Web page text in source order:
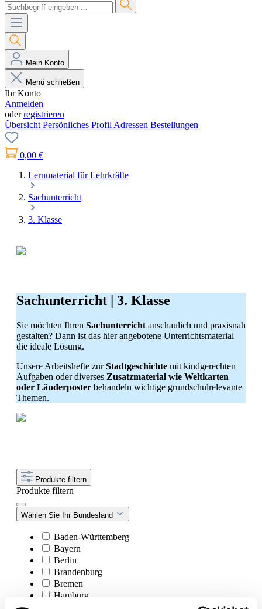
Mein Konto
Menü schließen
Ihr Konto
Anmelden
oderregistrieren
Übersicht Persönliches Profil Adressen Bestellungen
0,00 €
Lernmaterial für Lehrkräfte
Sachunterricht
3. Klasse
Sachunterricht | 3. Klasse
Sie möchten Ihren Sachunterricht anschaulich und praxisnah
gestalten? Dann ist das hier angebotene Unterrichtsmaterial
die ideale Lösung.
Unsere Arbeitshefte zurStadtgeschichte mit kindgerechten
Aufgaben oder diverses Zusatzmaterial wie Weltkarten
oder Länderposter behandeln wichtige grundschulrelevante
Themen.
Produkte filtern
Produkte filtern
Wählen Sie Ihr Bundesland
Baden-Württemberg
Bayern
Berlin
Brandenburg
Bremen
Hamburg